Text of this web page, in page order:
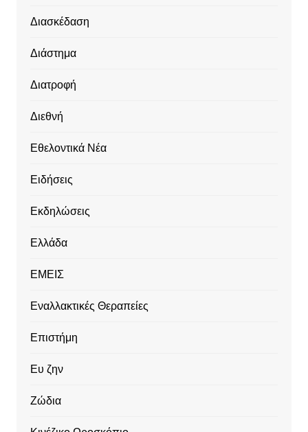
Διασκέδαση
Διάστημα
Διατροφή
Διεθνή
Εθελοντικά Νέα
Ειδήσεις
Εκδηλώσεις
Ελλάδα
ΕΜΕΙΣ
Εναλλακτικές Θεραπείες
Επιστήμη
Ευ ζην
Ζώδια